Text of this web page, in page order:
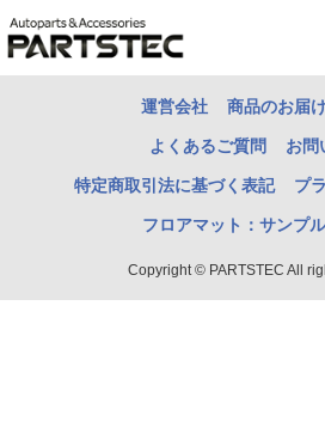
運営会社 商品のお届
よくあるご質問 お問
特定商取引法に基づく表記 プ
フロアマット：サンプ
Copyright © PARTSTEC All